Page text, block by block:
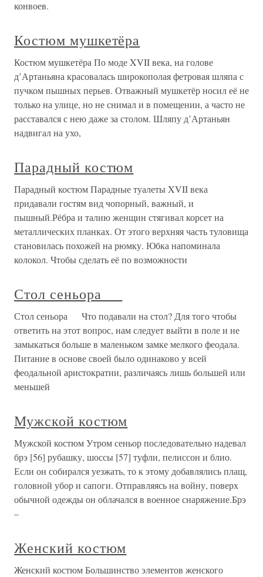
конвоев.
Костюм мушкетёра
Костюм мушкетёра По моде XVII века, на голове
д’Артаньяна красовалась широкополая фетровая шляпа с
пучком пышных перьев. Отважный мушкетёр носил её не
только на улице, но не снимал и в помещении, а часто не
расставался с нею даже за столом. Шляпу д’Артаньян
надвигал на ухо,
Парадный костюм
Парадный костюм Парадные туалеты XVII века
придавали гостям вид чопорный, важный, и
пышный.Рёбра и талию женщин стягивал корсет на
металлических планках. От этого верхняя часть туловища
становилась похожей на рюмку. Юбка напоминала
колокол. Чтобы сделать её по возможности
Стол сеньора
Стол сеньора Что подавали на стол? Для того чтобы
ответить на этот вопрос, нам следует выйти в поле и не
замыкаться больше в маленьком замке мелкого феодала.
Питание в основе своей было одинаково у всей
феодальной аристократии, различаясь лишь большей или
меньшей
Мужской костюм
Мужской костюм Утром сеньор последовательно надевал
брэ [56] рубашку, шоссы [57] туфли, пелиссон и блио.
Если он собирался уезжать, то к этому добавлялись плащ,
головной убор и сапоги. Отправляясь на войну, поверх
обычной одежды он облачался в военное снаряжение.Брэ
–
Женский костюм
Женский костюм Большинство элементов женского